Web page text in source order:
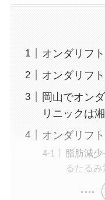
タ注
オンダリフ
オンダリフ
岡山でオン
リニックは
オンダリフ
脂肪減
るたる